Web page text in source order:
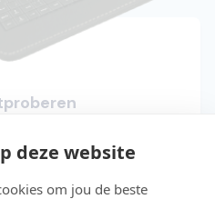
deze website
om jou de beste